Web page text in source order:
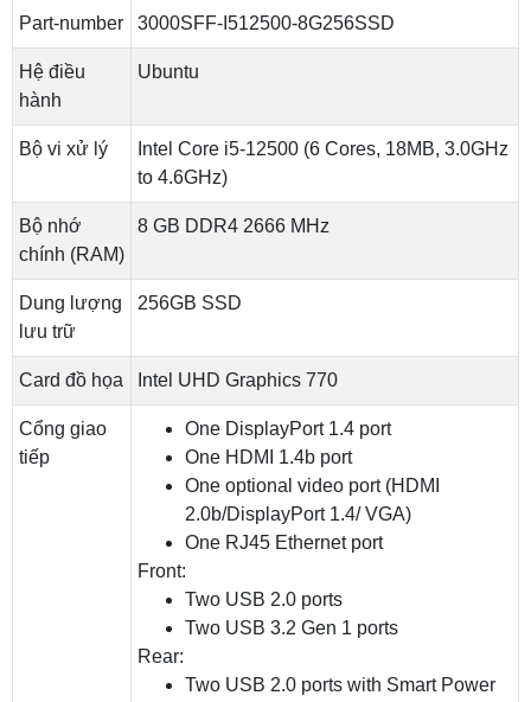
Part-number 3000SFF-I512500-8G256SSD
Hệ điều
hành
Ubuntu
Bộ vi xử lý
Intel Core i5-12500 (6 Cores, 18MB, 3.0GHz
to 4.6GHz)
Bộ nhớ
chính (RAM)
8 GB DDR4 2666 MHz
Dung lượng
lưu trữ
256GB SSD
Card đồ họa Intel UHD Graphics 770
Cổng giao
tiếp
One DisplayPort 1.4 port
One HDMI 1.4b port
One optional video port (HDMI
2.0b/DisplayPort 1.4/ VGA)
One RJ45 Ethernet port
Front:
Two USB 2.0 ports
Two USB 3.2 Gen 1 ports
Rear:
Two USB 2.0 ports with Smart Power